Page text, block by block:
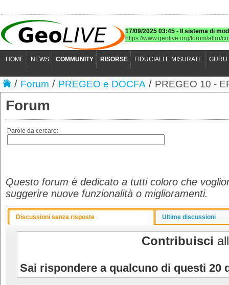
17/09/2025 03:45 -
Il sistema di
https://www.geolive.org/forum/altro/
HOME NEWS COMMUNITY RISORSE FIDUCIALI E MISURATE GURU
/ Forum / PREGEO e DOCFA / PREGEO 10 -
Forum
Parole da cercare:
Questo forum è dedicato a tutti coloro che
suggerire nuove funzionalità o miglioramenti.
Discussioni senza risposte Ultime discussioni
Contribuisci
Sai rispondere a qualcuno di questi 20